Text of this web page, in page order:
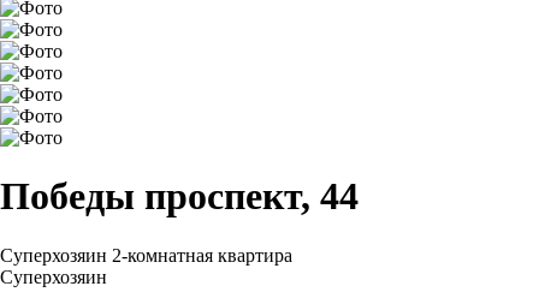
Победы проспект, 44
Суперхозяин 2-комнатная квартира
Суперхозяин